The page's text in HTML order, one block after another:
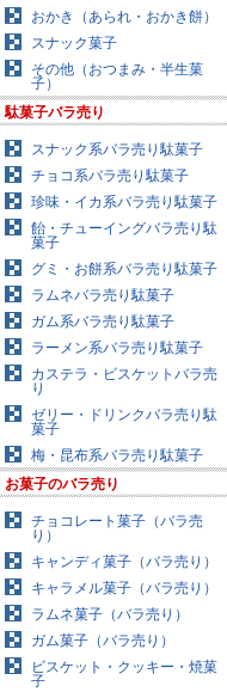
おかき（あられ・おかき餅）
スナック菓子
その他（おつまみ・半生菓
子）
駄菓子バラ売り
スナック系バラ売り駄菓子
チョコ系バラ売り駄菓子
珍味・イカ系バラ売り駄菓子
飴・チューイングバラ売り駄
菓子
グミ・お餅系バラ売り駄菓子
ラムネバラ売り駄菓子
ガム系バラ売り駄菓子
ラーメン系バラ売り駄菓子
カステラ・ビスケットバラ売
り
ゼリー・ドリンクバラ売り駄
菓子
梅・昆布系バラ売り駄菓子
お菓子のバラ売り
チョコレート菓子（バラ売
り）
キャンディ菓子（バラ売り）
キャラメル菓子（バラ売り）
ラムネ菓子（バラ売り）
ガム菓子（バラ売り）
ビスケット・クッキー・焼菓
子